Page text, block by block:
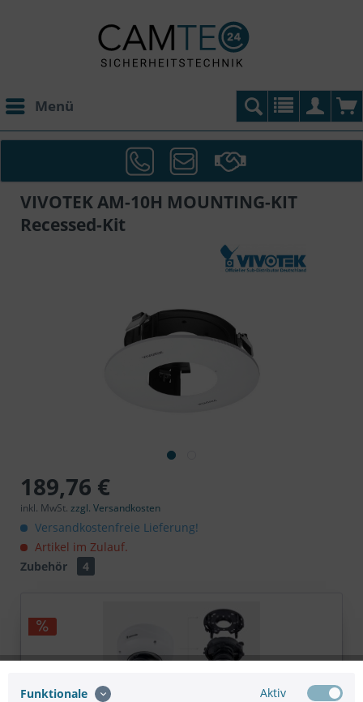
Menü
VIVOTEK AM-10H MOUNTING-KIT
Recessed-Kit
189,76 €
inkl. MwSt. zzgl. Versandkosten
Versandkostenfreie Lieferung!
Artikel im Zulauf.
Zubehör
4
Funktionale Aktiv